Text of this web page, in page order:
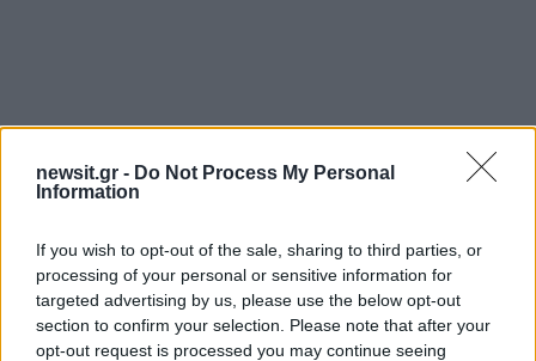
newsit.gr - Do Not Process My Personal
Information
If you wish to opt-out of the sale, sharing to third parties, or
processing of your personal or sensitive information for
targeted advertising by us, please use the below opt-out
section to confirm your selection. Please note that after your
opt-out request is processed you may continue seeing